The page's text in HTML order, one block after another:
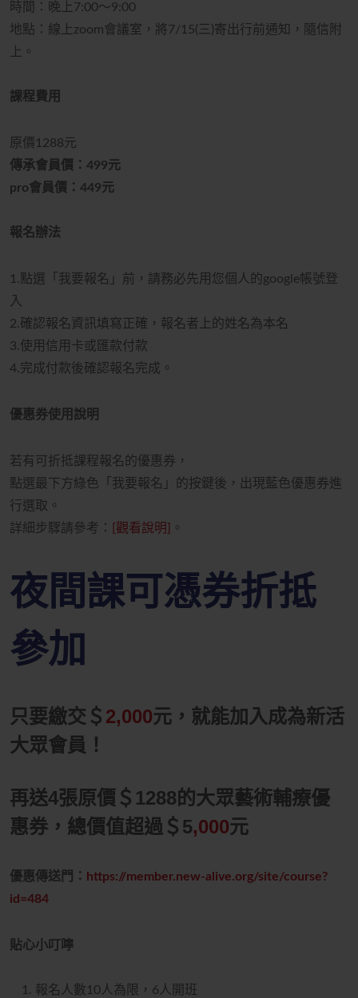
時間：晚上7:00～9:00
地點： 線上zoom會議室，將7/15(三)寄出行前通知，
隨信附
上。
課程費用
原價1288元
傳承會員價：499元
pro會員價：449元
報名辦法
1.點選「我要報名」前，請務必先用您個人的google帳號登
入
2.確認報名資訊填寫正確，報名者上的姓名為本名
3.使用信用卡或匯款付款
4.完成付款後確認報名完成。
優惠券使用說明
若有可折抵課程報名的優惠券，
點選最下方綠色「我要報名」的按鍵後，出現藍色優惠券進
行選取 。
詳細步驟請參考：
[觀看說明] 。
夜間課可憑券折抵
參加
只要繳交＄ 2,000元，就能加入成為新活
大眾會員！
再送4張原價 ＄1288 的大眾藝術輔療優
惠券，總價值超過＄5,000元
優惠傳送門： https://member.new-alive.org/site/course?
id=484
貼心小叮嚀
報名人數10人為限，6人開班